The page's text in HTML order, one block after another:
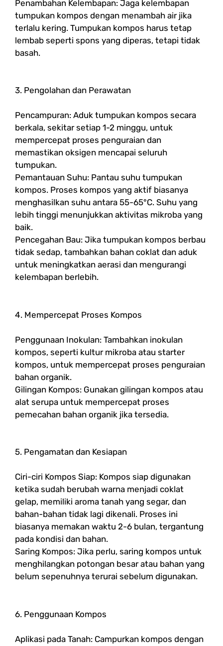
Penambahan Kelembapan: Jaga kelembapan
tumpukan kompos dengan menambah air jika
terlalu kering. Tumpukan kompos harus tetap
lembab seperti spons yang diperas, tetapi tidak
basah.
3. Pengolahan dan Perawatan
Pencampuran: Aduk tumpukan kompos secara
berkala, sekitar setiap 1-2 minggu, untuk
mempercepat proses penguraian dan
memastikan oksigen mencapai seluruh
tumpukan.
Pemantauan Suhu: Pantau suhu tumpukan
kompos. Proses kompos yang aktif biasanya
menghasilkan suhu antara 55-65°C. Suhu yang
lebih tinggi menunjukkan aktivitas mikroba yang
baik.
Pencegahan Bau: Jika tumpukan kompos berbau
tidak sedap, tambahkan bahan coklat dan aduk
untuk meningkatkan aerasi dan mengurangi
kelembapan berlebih.
4. Mempercepat Proses Kompos
Penggunaan Inokulan: Tambahkan inokulan
kompos, seperti kultur mikroba atau starter
kompos, untuk mempercepat proses penguraian
bahan organik.
Gilingan Kompos: Gunakan gilingan kompos atau
alat serupa untuk mempercepat proses
pemecahan bahan organik jika tersedia.
5. Pengamatan dan Kesiapan
Ciri-ciri Kompos Siap: Kompos siap digunakan
ketika sudah berubah warna menjadi coklat
gelap, memiliki aroma tanah yang segar, dan
bahan-bahan tidak lagi dikenali. Proses ini
biasanya memakan waktu 2-6 bulan, tergantung
pada kondisi dan bahan.
Saring Kompos: Jika perlu, saring kompos untuk
menghilangkan potongan besar atau bahan yang
belum sepenuhnya terurai sebelum digunakan.
6. Penggunaan Kompos
Aplikasi pada Tanah: Campurkan kompos dengan